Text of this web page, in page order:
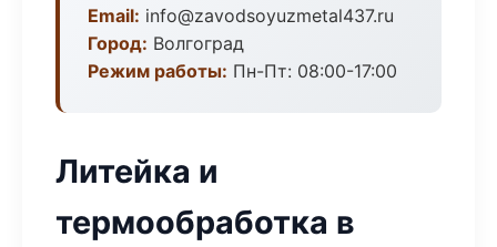
Email: info@zavodsoyuzmetal437.ru
Город: Волгоград
Режим работы: Пн-Пт: 08:00-17:00
Литейка и
термообработка в